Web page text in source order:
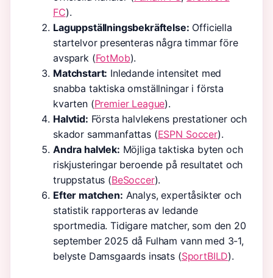
FC).
Laguppställningsbekräftelse: Officiella
startelvor presenteras några timmar före
avspark (FotMob).
Matchstart: Inledande intensitet med
snabba taktiska omställningar i första
kvarten (Premier League).
Halvtid: Första halvlekens prestationer och
skador sammanfattas (ESPN Soccer).
Andra halvlek: Möjliga taktiska byten och
riskjusteringar beroende på resultatet och
truppstatus (BeSoccer).
Efter matchen: Analys, expertåsikter och
statistik rapporteras av ledande
sportmedia. Tidigare matcher, som den 20
september 2025 då Fulham vann med 3-1,
belyste Damsgaards insats (SportBILD).